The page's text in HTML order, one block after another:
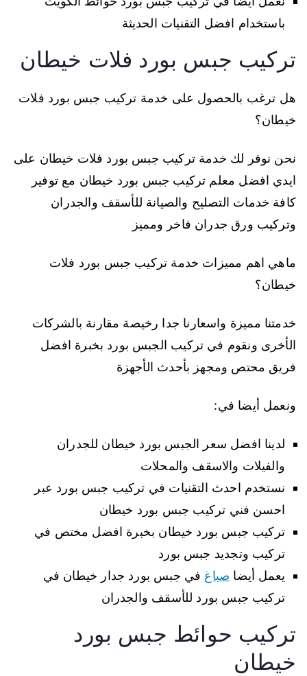
باستخدام افضل التقنيات الحديثة
تركيب جبس بورد فلات خيطان
هل ترغب بالحصول على خدمة تركيب جبس بورد فلات
خيطان؟
نحن نوفر لك خدمة تركيب جبس بورد فلات خيطان على
ايدي افضل معلم تركيب جبس بورد خيطان مع توفير
كافة خدمات التصليح والصيانة للأسقف والجدران
وتركيب ورق جدران فاخر ومميز
ماهي اهم مميزات خدمة تركيب جبس بورد فلات
خيطان؟
خدمتنا مميزة واسعارنا جدا رخيصة مقارنة بالشركات
الأخرى ونقوم في تركيب الجبس بورد بخبرة افضل
فريق محتص ومجهز بأحدث الأجهزة
ونعمل أيضا في:
لدينا افضل سعر الجبس بورد خيطان للجدران
والفيلات والاسقف والمحلات
نستخدم احدث التقنيات في تركيب جبس بورد عبر
احسن فني تركيب جبس بورد خيطان
تركيب جبس بورد خيطان بخبرة افضل مختص في
تركيب وتجديد جبس بورد
يعمل أيضا صباغ في جبس بورد جدار خيطان في
تركيب جبس بورد للأسقف والجدران
تركيب حوائط جبس بورد
خيطان